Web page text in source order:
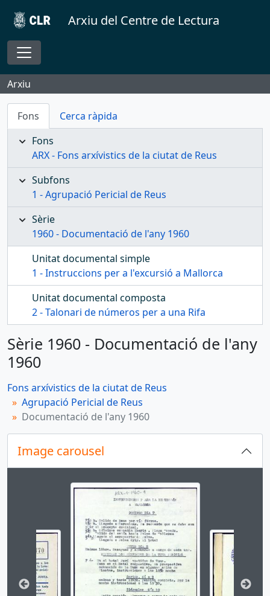
Skip to main content
Arxiu del Centre de Lectura
Toggle navigation
Arxiu
Fons
Cerca ràpida
Fons
ARX - Fons arxívistics de la ciutat de Reus
Subfons
1 - Agrupació Pericial de Reus
Sèrie
1960 - Documentació de l'any 1960
Unitat documental simple
1 - Instruccions per a l'excursió a Mallorca
Unitat documental composta
2 - Talonari de números per a una Rifa
Sèrie 1960 - Documentació de l'any
1960
Fons arxívistics de la ciutat de Reus
Agrupació Pericial de Reus
Documentació de l'any 1960
Image carousel
Changing the current slide of this carousel will